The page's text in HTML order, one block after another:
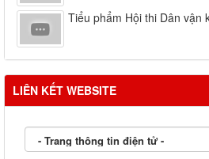
Tiểu phẩm Hội thi Dân vận
LIÊN KẾT WEBSITE